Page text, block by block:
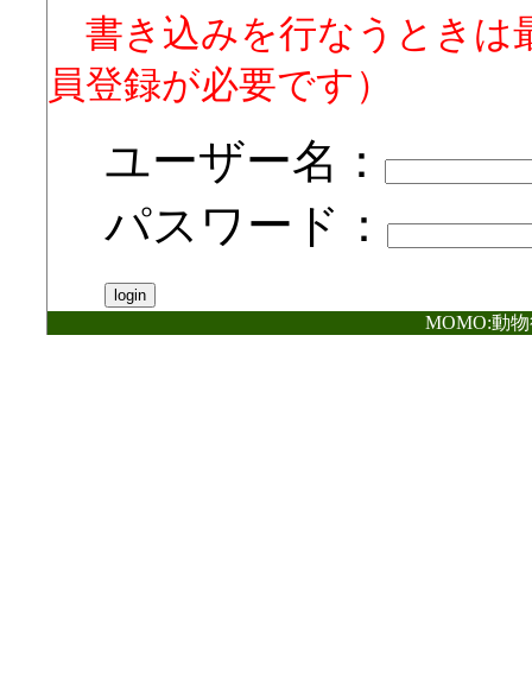
書き込みを行なうときは
員登録が必要です）
ユーザー名：
パスワード：
MOMO:動